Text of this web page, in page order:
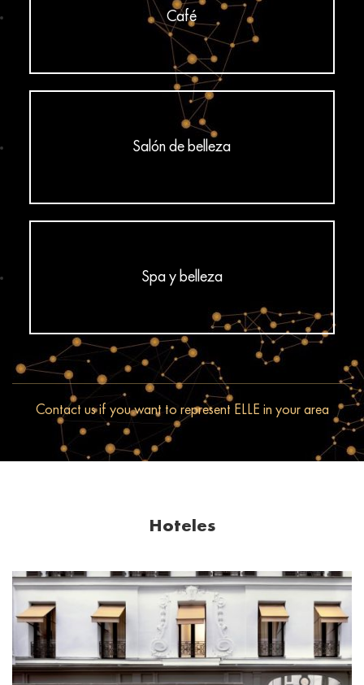
Café
Salón de belleza
Spa y belleza
Contact us if you want to represent ELLE in your area
Hoteles